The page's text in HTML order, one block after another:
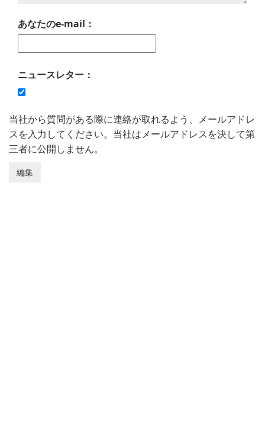
あなたのe-mail：
ニュースレター：
当社から質問がある際に連絡が取れるよう、メールアドレ
スを入力してください。当社はメールアドレスを決して第
三者に公開しません。